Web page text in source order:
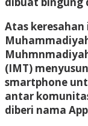
Atas
(IMT)
smartphone
antar
diberi nama